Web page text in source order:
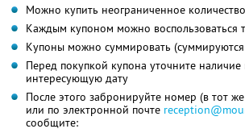
Можно купить неограниченное
Каждым купоном можно воспользоваться
Купоны можно суммировать
Перед покупкой купона уточните
интересующую дату
После этого забронируйте номер (в тот
или по электронной почте
сообщите: